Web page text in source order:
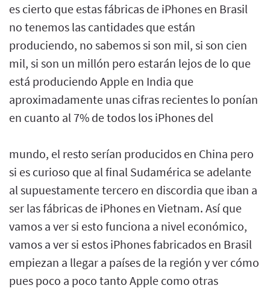
es cierto que estas fábricas de iPhones en Brasil
no tenemos las cantidades que están
produciendo, no sabemos si son mil, si son cien
mil, si son un millón pero estarán lejos de lo que
está produciendo Apple en India que
aproximadamente unas cifras recientes lo ponían
en cuanto al 7% de todos los iPhones del
mundo, el resto serían producidos en China pero
si es curioso que al final Sudamérica se adelante
al supuestamente tercero en discordia que iban a
ser las fábricas de iPhones en Vietnam. Así que
vamos a ver si esto funciona a nivel económico,
vamos a ver si estos iPhones fabricados en Brasil
empiezan a llegar a países de la región y ver cómo
pues poco a poco tanto Apple como otras